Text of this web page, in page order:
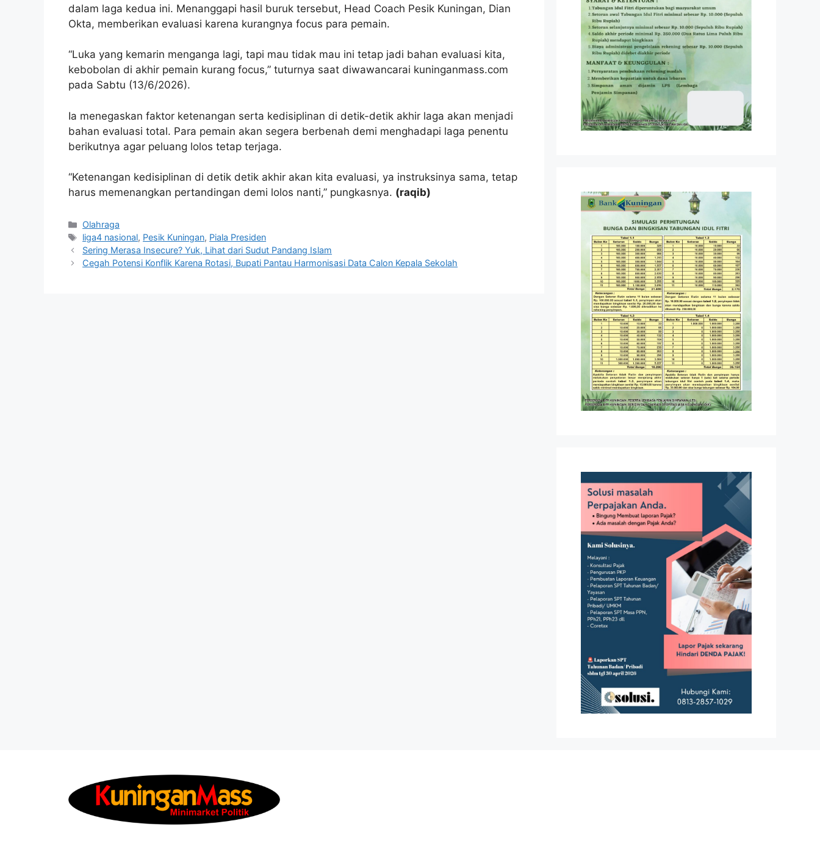
dalam laga kedua ini. Menanggapi hasil buruk tersebut, Head Coach Pesik Kuningan, Dian
Okta, memberikan evaluasi karena kurangnya focus para pemain.
“Luka yang kemarin menganga lagi, tapi mau tidak mau ini tetap jadi bahan evaluasi kita,
kebobolan di akhir pemain kurang focus,” tuturnya saat diwawancarai kuninganmass.com
pada Sabtu (13/6/2026).
Ia menegaskan faktor ketenangan serta kedisiplinan di detik-detik akhir laga akan menjadi
bahan evaluasi total. Para pemain akan segera berbenah demi menghadapi laga penentu
berikutnya agar peluang lolos tetap terjaga.
“Ketenangan kedisiplinan di detik detik akhir akan kita evaluasi, ya instruksinya sama, tetap
harus memenangkan pertandingan demi lolos nanti,” pungkasnya. (raqib)
Kategori
Olahraga
Tag
liga4 nasional, Pesik Kuningan, Piala Presiden
Sering Merasa Insecure? Yuk, Lihat dari Sudut Pandang Islam
Cegah Potensi Konflik Karena Rotasi, Bupati Pantau Harmonisasi Data Calon Kepala Sekolah